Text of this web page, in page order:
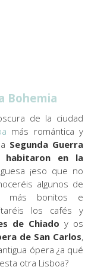
Bohemia
de la ciudad
más romántica y
Segunda Guerra
habitaron en la
¡eso que no
algunos de
más bonitos e
los cafés y
de Chiado y os
de San Carlos,
ópera ¿a qué
otra Lisboa?